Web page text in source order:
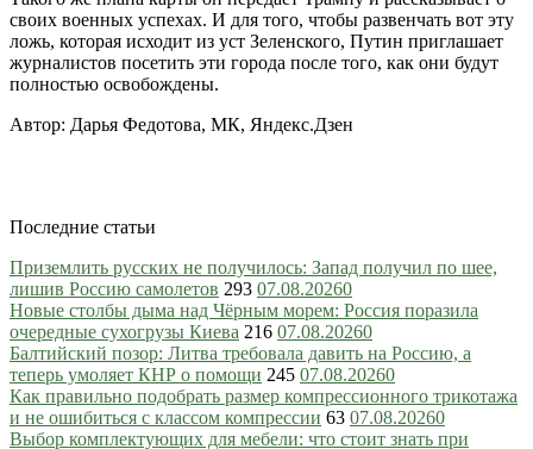
своих военных успехах. И для того, чтобы развенчать вот эту
ложь, которая исходит из уст Зеленского, Путин приглашает
журналистов посетить эти города после того, как они будут
полностью освобождены.
Автор: Дарья Федотова, МК, Яндекс.Дзен
Последние статьи
Приземлить русских не получилось: Запад получил по шее,
лишив Россию самолетов 293 07.08.20260
Новые столбы дыма над Чёрным морем: Россия поразила
очередные сухогрузы Киева 216 07.08.20260
Балтийский позор: Литва требовала давить на Россию, а
теперь умоляет КНР о помощи 245 07.08.20260
Как правильно подобрать размер компрессионного трикотажа
и не ошибиться с классом компрессии 63 07.08.20260
Выбор комплектующих для мебели: что стоит знать при